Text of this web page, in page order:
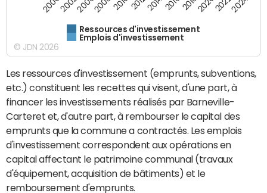
Ressources d'investissement
Emplois d'investissement
© JDN 2026
Les ressources d'investissement (emprunts, subventions,
etc.) constituent les recettes qui visent, d'une part, à
financer les investissements réalisés par Barneville-
Carteret et, d'autre part, à rembourser le capital des
emprunts que la commune a contractés. Les emplois
d'investissement correspondent aux opérations en
capital affectant le patrimoine communal (travaux
d'équipement, acquisition de bâtiments) et le
remboursement d'emprunts.